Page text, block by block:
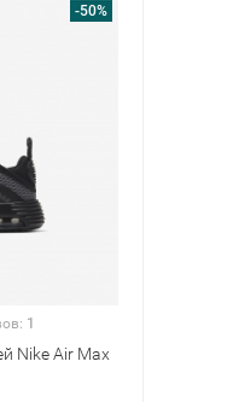
-50%
1
Nike Air Max